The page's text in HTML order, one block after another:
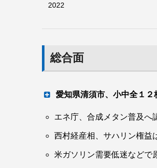
2022
総合面
愛知県清須市、小中全１
災対バルク・発電機
清須市（永田純夫市長）
エネ庁、合成メタン普及
西村経産相、サハリン権
米ガソリン需要低迷などで